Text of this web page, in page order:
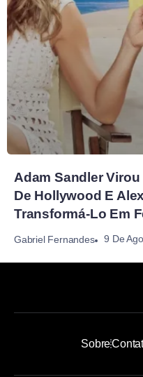
Adam Sandler
De Hollywood E
Transformá-Lo Em
Gabriel Fernandes 9 De
Sobre